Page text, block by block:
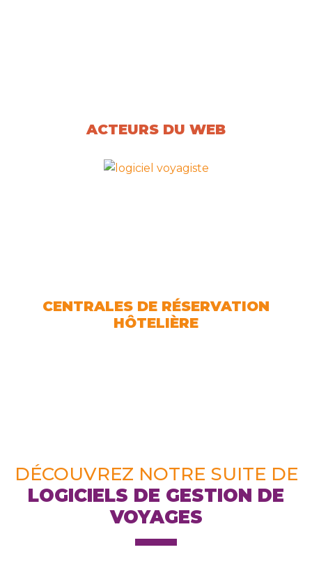
ACTEURS DU WEB
CENTRALES DE RÉSERVATION
HÔTELIÈRE
DÉCOUVREZ NOTRE SUITE DE
LOGICIELS DE GESTION DE
VOYAGES